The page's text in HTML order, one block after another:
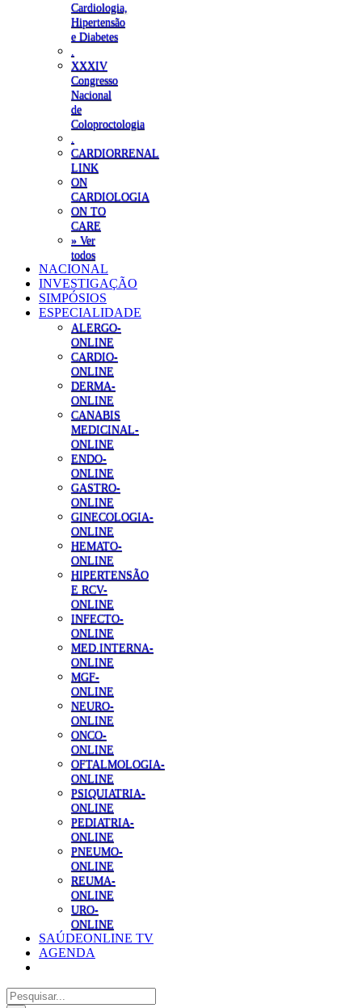
Cardiologia,
Hipertensão
e Diabetes
XXXIV
Congresso
Nacional
de
Coloproctologia
CARDIORRENAL
LINK
ON
CARDIOLOGIA
ON TO
CARE
» Ver
todos
NACIONAL
INVESTIGAÇÃO
SIMPÓSIOS
ESPECIALIDADE
ALERGO-
ONLINE
CARDIO-
ONLINE
DERMA-
ONLINE
CANABIS
MEDICINAL-
ONLINE
ENDO-
ONLINE
GASTRO-
ONLINE
GINECOLOGIA-
ONLINE
HEMATO-
ONLINE
HIPERTENSÃO
E RCV-
ONLINE
INFECTO-
ONLINE
MED.INTERNA-
ONLINE
MGF-
ONLINE
NEURO-
ONLINE
ONCO-
ONLINE
OFTALMOLOGIA-
ONLINE
PSIQUIATRIA-
ONLINE
PEDIATRIA-
ONLINE
PNEUMO-
ONLINE
REUMA-
ONLINE
URO-
ONLINE
SAÚDEONLINE TV
AGENDA
Pesquisar